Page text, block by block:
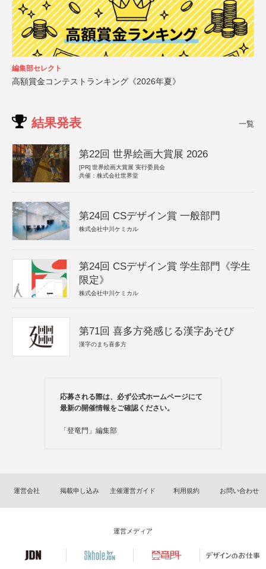
編集部セレクト
高額賞金コンテストランキング《2026年夏》
結果発表 一覧
第22回 世界絵画大賞展 2026
[PR] 世界絵画大賞展 実行委員会
共催：株式会社世界堂
第24回 CSデザイン賞 一般部門
株式会社中川ケミカル
第24回 CSデザイン賞 学生部門《学生
限定》
株式会社中川ケミカル
第71回 喜多方発感じる漢字あそび
漢字のまち喜多方
応募される際は、必ず公式ホームページにて
最新の開催情報をご確認ください。
「登竜門」編集部
運営会社 掲載申し込み 主催運営ガイド 利用規約 お問い合わせ
運営メディア